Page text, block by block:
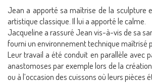
Jean a apporté sa maîtrise de la sculpture
artistique classique. Il lui a apporté le calme.
Jacqueline a rassuré Jean vis-à-vis de sa
fourni un environnement technique maîtrisé
Leur travail a été conduit en parallèle avec
anastomoses par exemple lors de la
ou à l’occasion des cuissons où leurs pièces